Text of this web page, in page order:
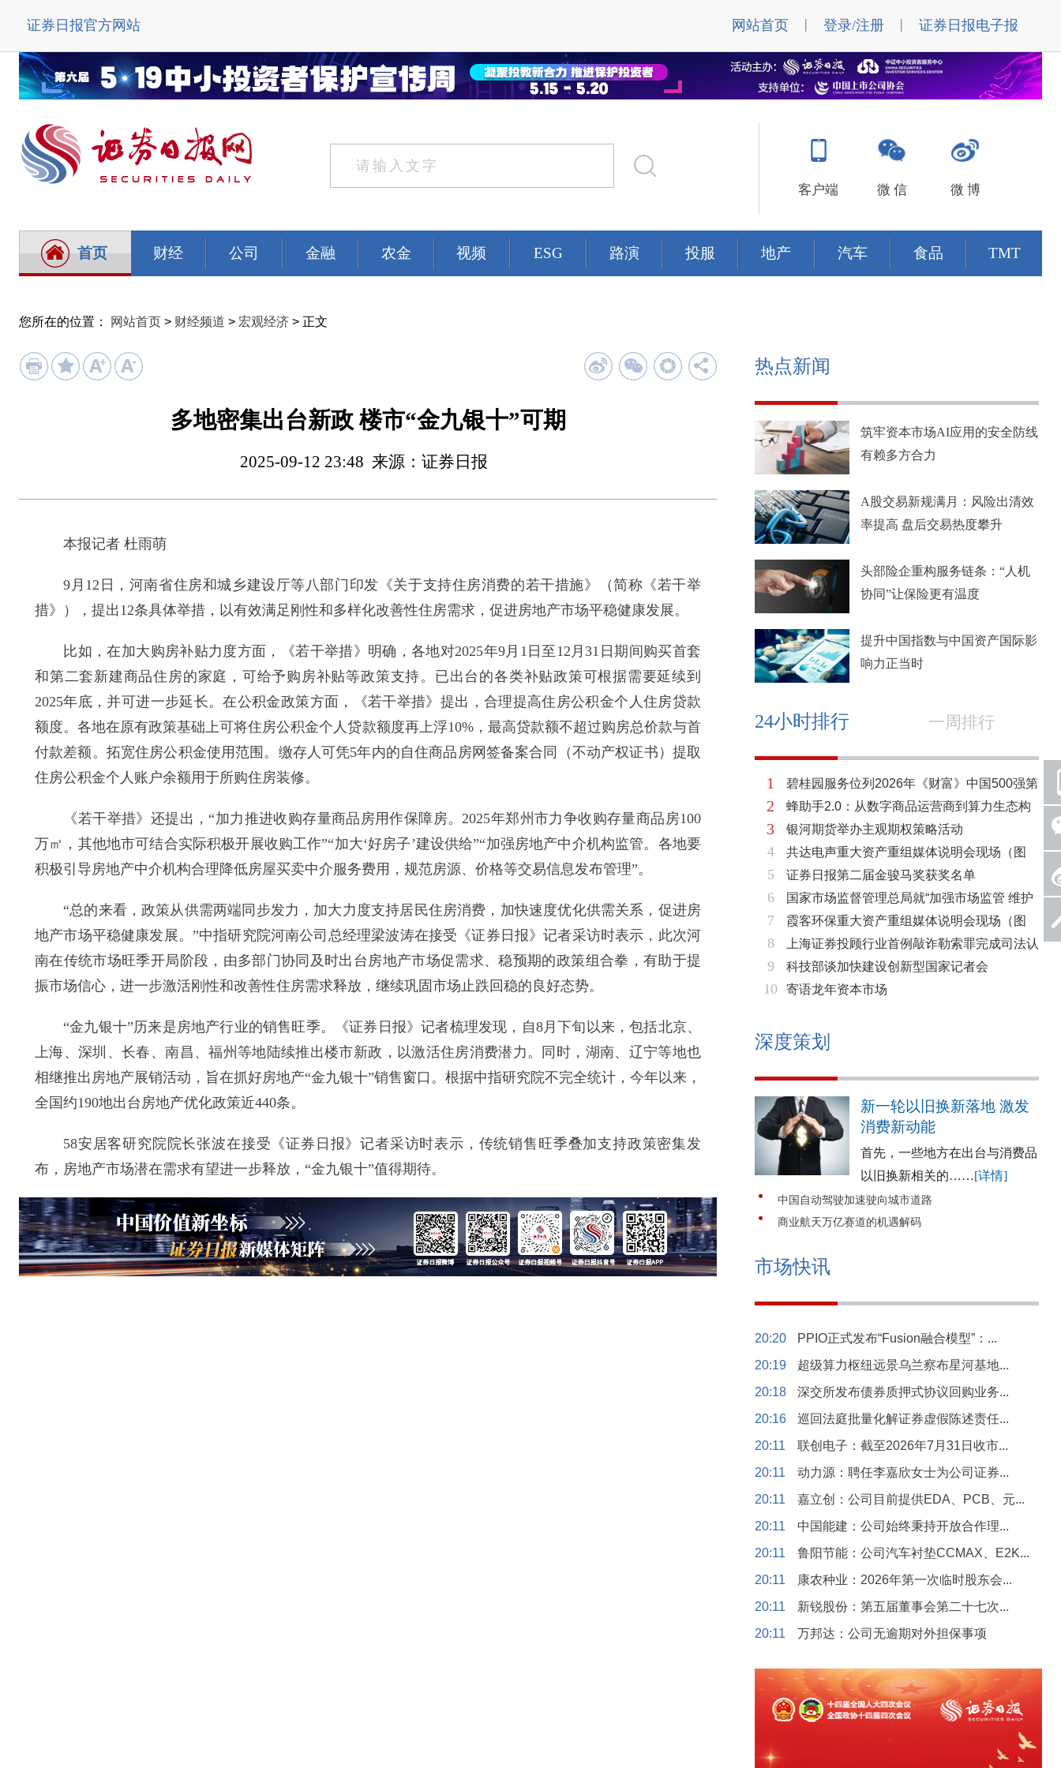
证券日报官方网站 网站首页 | 登录/注册 | 证券日报电子报
客户端 微 信 微 博
首页 财经 公司 金融 农金 视频 ESG 路演 投服 地产 汽车 食品 TMT
您所在的位置： 网站首页 > 财经频道 > 宏观经济 > 正文
多地密集出台新政 楼市“金九银十”可期
2025-09-12 23:48 来源：证券日报
本报记者 杜雨萌
9月12日，河南省住房和城乡建设厅等八部门印发《关于支持住房消费的若干措施》（简称《若干举
措》），提出12条具体举措，以有效满足刚性和多样化改善性住房需求，促进房地产市场平稳健康发展。
比如，在加大购房补贴力度方面，《若干举措》明确，各地对2025年9月1日至12月31日期间购买首套
和第二套新建商品住房的家庭，可给予购房补贴等政策支持。已出台的各类补贴政策可根据需要延续到
2025年底，并可进一步延长。在公积金政策方面，《若干举措》提出，合理提高住房公积金个人住房贷款
额度。各地在原有政策基础上可将住房公积金个人贷款额度再上浮10%，最高贷款额不超过购房总价款与首
付款差额。拓宽住房公积金使用范围。缴存人可凭5年内的自住商品房网签备案合同（不动产权证书）提取
住房公积金个人账户余额用于所购住房装修。
《若干举措》还提出，“加力推进收购存量商品房用作保障房。2025年郑州市力争收购存量商品房100
万㎡，其他地市可结合实际积极开展收购工作”“加大‘好房子’建设供给”“加强房地产中介机构监管。各地要
积极引导房地产中介机构合理降低房屋买卖中介服务费用，规范房源、价格等交易信息发布管理”。
“总的来看，政策从供需两端同步发力，加大力度支持居民住房消费，加快速度优化供需关系，促进房
地产市场平稳健康发展。”中指研究院河南公司总经理梁波涛在接受《证券日报》记者采访时表示，此次河
南在传统市场旺季开局阶段，由多部门协同及时出台房地产市场促需求、稳预期的政策组合拳，有助于提
振市场信心，进一步激活刚性和改善性住房需求释放，继续巩固市场止跌回稳的良好态势。
“金九银十”历来是房地产行业的销售旺季。《证券日报》记者梳理发现，自8月下旬以来，包括北京、
上海、深圳、长春、南昌、福州等地陆续推出楼市新政，以激活住房消费潜力。同时，湖南、辽宁等地也
相继推出房地产展销活动，旨在抓好房地产“金九银十”销售窗口。根据中指研究院不完全统计，今年以来，
全国约190地出台房地产优化政策近440条。
58安居客研究院院长张波在接受《证券日报》记者采访时表示，传统销售旺季叠加支持政策密集发
布，房地产市场潜在需求有望进一步释放，“金九银十”值得期待。
热点新闻
筑牢资本市场AI应用的安全防线
有赖多方合力
A股交易新规满月：风险出清效
率提高 盘后交易热度攀升
头部险企重构服务链条：“人机
协同”让保险更有温度
提升中国指数与中国资产国际影
响力正当时
24小时排行 一周排行
1
2
3
4
5
6
7
8
9
10
碧桂园服务位列2026年《财富》中国500强第
321位 排名稳步上升彰显发展韧性
蜂助手2.0：从数字商品运营商到算力生态构
建者的跃迁
银河期货举办主观期权策略活动
共达电声重大资产重组媒体说明会现场（图
片）
证券日报第二届金骏马奖获奖名单
国家市场监督管理总局就“加强市场监管 维护
市场秩序”答记者问
霞客环保重大资产重组媒体说明会现场（图
片）
上海证券投顾行业首例敲诈勒索罪完成司法认
定 司法机关重拳打击“职业索赔人”
科技部谈加快建设创新型国家记者会
寄语龙年资本市场
深度策划
新一轮以旧换新落地 激发
消费新动能
首先，一些地方在出台与消费品
以旧换新相关的……[详情]
中国自动驾驶加速驶向城市道路
商业航天万亿赛道的机遇解码
市场快讯
20:20
PPIO正式发布“Fusion融合模型”：...
20:19
超级算力枢纽远景乌兰察布星河基地...
20:18
深交所发布债券质押式协议回购业务...
20:16
巡回法庭批量化解证券虚假陈述责任...
20:11
联创电子：截至2026年7月31日收市...
20:11
动力源：聘任李嘉欣女士为公司证券...
20:11
嘉立创：公司目前提供EDA、PCB、元...
20:11
中国能建：公司始终秉持开放合作理...
20:11
鲁阳节能：公司汽车衬垫CCMAX、E2K...
20:11
康农种业：2026年第一次临时股东会...
20:11
新锐股份：第五届董事会第二十七次...
20:11
万邦达：公司无逾期对外担保事项